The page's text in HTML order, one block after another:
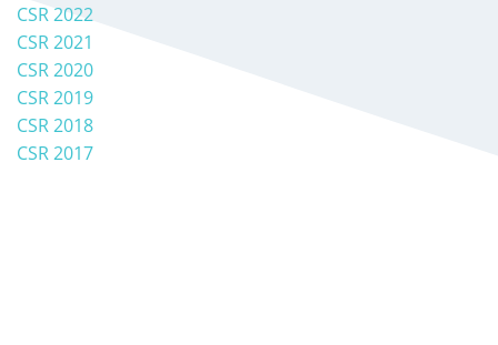
CSR 2022
CSR 2021
CSR 2020
CSR 2019
CSR 2018
CSR 2017